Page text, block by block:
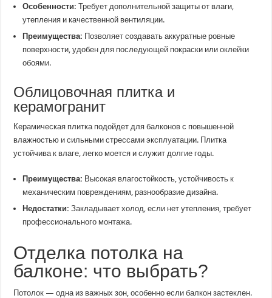
Особенности: Требует дополнительной защиты от влаги,
утепления и качественной вентиляции.
Преимущества: Позволяет создавать аккуратные ровные
поверхности, удобен для последующей покраски или оклейки
обоями.
Облицовочная плитка и
керамогранит
Керамическая плитка подойдет для балконов с повышенной
влажностью и сильными стрессами эксплуатации. Плитка
устойчива к влаге, легко моется и служит долгие годы.
Преимущества: Высокая влагостойкость, устойчивость к
механическим повреждениям, разнообразие дизайна.
Недостатки: Закладывает холод, если нет утепления, требует
профессионального монтажа.
Отделка потолка на
балконе: что выбрать?
Потолок — одна из важных зон, особенно если балкон застеклен.